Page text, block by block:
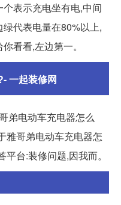
表示充电坐有电,中间
代表电量在80%以上,
看看,左边第一。
一起装修网
弟电动车充电器怎么
雅哥弟电动车充电器怎
台:装修问题,因我而。